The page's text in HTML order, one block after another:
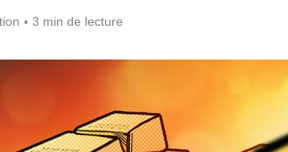
3 min de lecture